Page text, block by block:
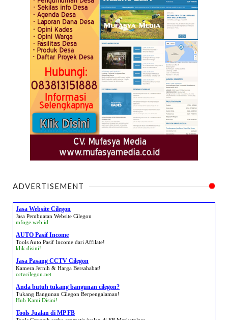
ADVERTISEMENT
Jasa Website Cilegon
Jasa Pembuatan Website Cilegon
mfoge.web.id
AUTO Pasif Income
Tools Auto Pasif Income dari Affilate!
klik disini!
Jasa Pasang CCTV Cilegon
Kamera Jernih & Harga Bersahabat!
cctvcilegon.net
Anda butuh tukang bangunan cilegon?
Tukang Bangunan Cilegon Berpengalaman!
Hub Kami Disini!
Tools Jualan di MP FB